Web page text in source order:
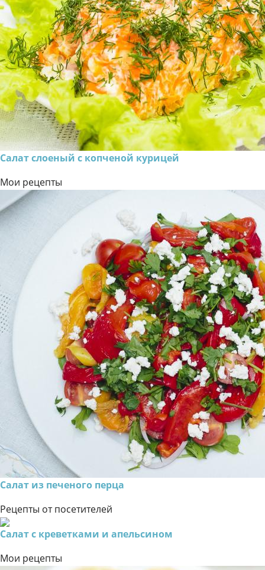
Салат слоеный с копченой курицей
Мои рецепты
Салат из печеного перца
Рецепты от посетителей
Салат с креветками и апельсином
Мои рецепты